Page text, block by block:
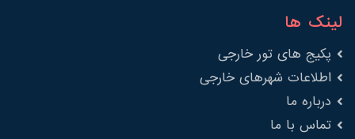
لینک ها
پکیج های تور خارجی
اطلاعات شهرهای خارجی
درباره ما
تماس با ما